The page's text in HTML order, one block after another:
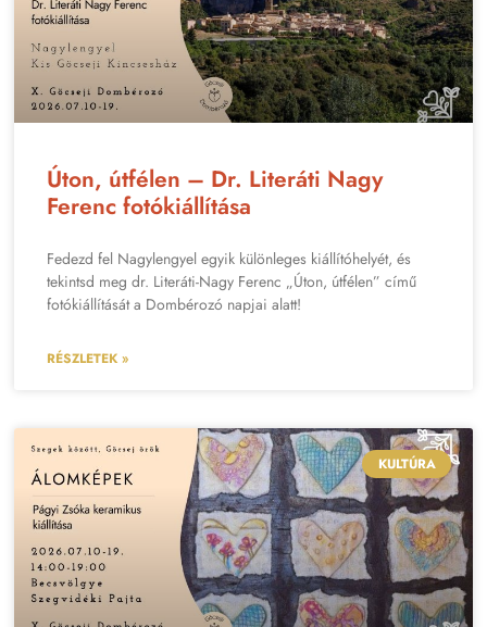
Úton, útfélen – Dr. Literáti Nagy
Ferenc fotókiállítása
Fedezd fel Nagylengyel egyik különleges kiállítóhelyét, és
tekintsd meg dr. Literáti-Nagy Ferenc „Úton, útfélen” című
fotókiállítását a Dombérozó napjai alatt!
RÉSZLETEK »
KULTÚRA